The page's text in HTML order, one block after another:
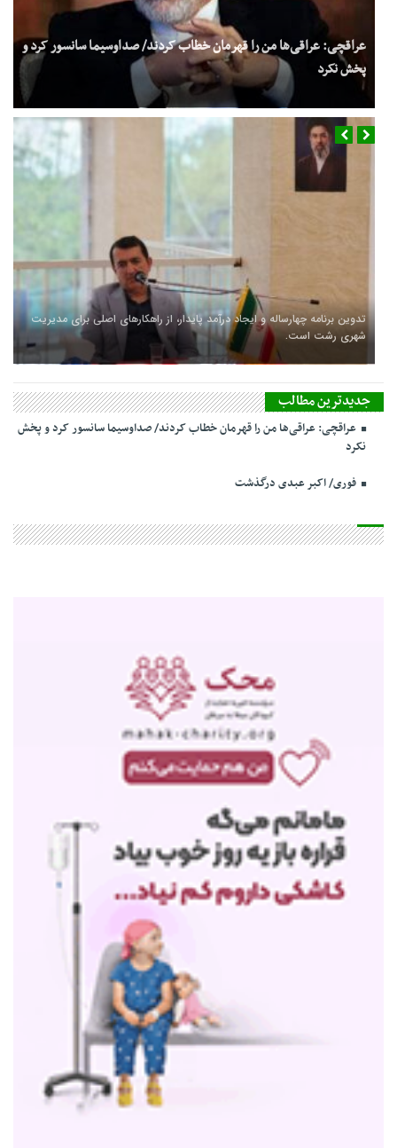
عراقچی: عراقی‌ها من را قهرمان خطاب کردند/ صداوسیما سانسور کرد و
پخش نکرد
تدوین برنامه چهارساله و ایجاد درآمد پایدار، از راهکارهای اصلی برای مدیریت
شهری رشت است.
جدیدترین مطالب
عراقچی: عراقی‌ها من را قهرمان خطاب کردند/ صداوسیما سانسور کرد و پخش
نکرد
فوری/ اکبر عبدی درگذشت